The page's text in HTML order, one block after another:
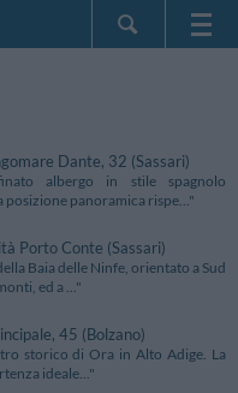
Lingua
Dante, 32 (Sassari)
albergo in stile spagnolo
panoramica rispe..."
Porto Conte (Sassari)
Baia delle Ninfe, orientato a Sud
ed a ..."
45 (Bolzano)
storico di Ora in Alto Adige. La
ideale..."